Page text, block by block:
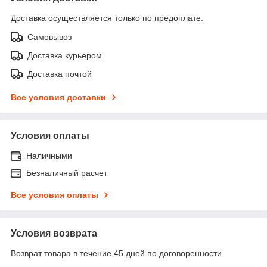
Доставка осуществляется только по предоплате.
Самовывоз
Доставка курьером
Доставка почтой
Все условия доставки
Условия оплаты
Наличными
Безналичный расчет
Все условия оплаты
Условия возврата
Возврат товара в течение 45 дней по договоренности